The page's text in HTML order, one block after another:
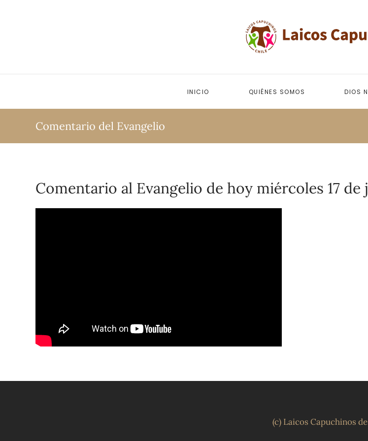
INICIO QUIÉNES SOMOS DIOS
Comentario del Evangelio
Comentario al Evangelio de hoy miércoles 17 de
(c) Laicos Capuchinos